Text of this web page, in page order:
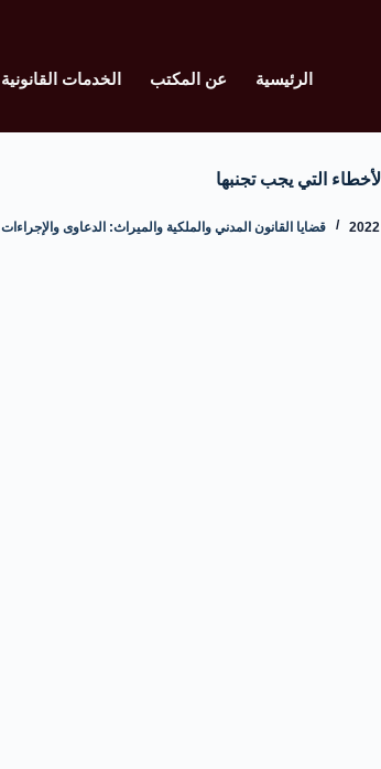
الرئيسية عن المكتب الخدمات القانونية
التي يجب تجنبها
قضايا القانون المدني والملكية والميراث: الدعاوى والإجراءات